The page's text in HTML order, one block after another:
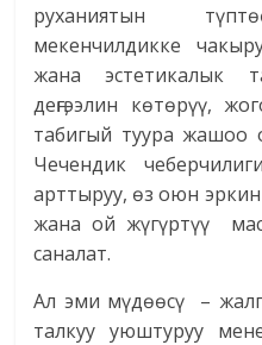
руханиятын
мекенчилдикке
жана эстетикалык
деӊгээлин көтөрүү,
табигый туура жашоо
Чечендик
арттыруу, өз оюн
жана ой жүгүртүү
саналат.
Ал эми мүдөөсү –
талкуу уюштуруу